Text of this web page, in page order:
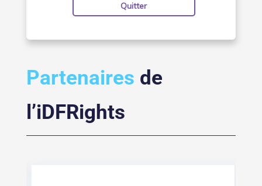
Quitter
Partenaires de
l’iDFRights